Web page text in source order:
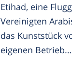
Etihad, eine
Vereinigten
das Kunststück
eigenen Betrieb…